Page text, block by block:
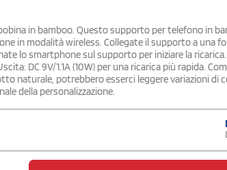
in bamboo. Questo supporto per telefono in
in modalità wireless. Collegate il supporto a una
lo smartphone sul supporto per iniziare la
DC 9V/1.1A (10W) per una ricarica più rapida.
naturale, potrebbero esserci leggere variazioni di
della personalizzazione.